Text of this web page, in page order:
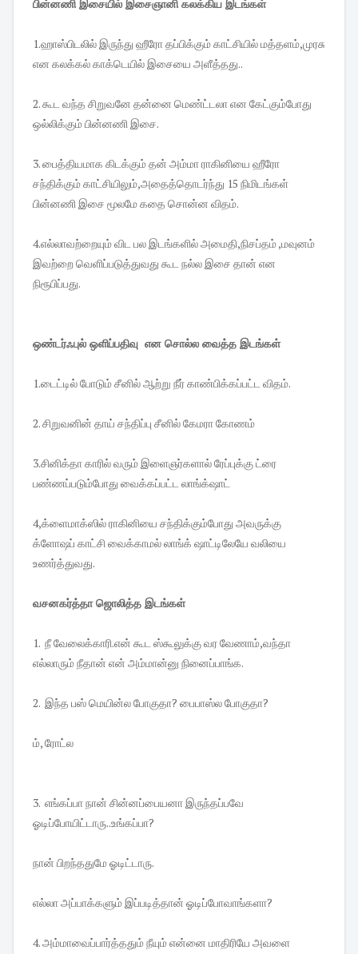
பின்னணி இசையில் இசைஞானி கலக்கிய இடங்கள்
1.ஹாஸ்பிடலில் இருந்து ஹீரோ தப்பிக்கும் காட்சியில் மத்தளம்,முரசு
என கலக்கல் காக்டெயில் இசையை அளீத்தது..
2. கூட வந்த சிறுவனே தன்னை மெண்ட்டலா என கேட்கும்போது
ஒல்லிக்கும் பின்னணி இசை.
3. பைத்தியமாக கிடக்கும் தன் அம்மா ராகினியை ஹீரோ
சந்திக்கும் காட்சியிலும்,அதைத்தொடர்ந்து 15 நிமிடங்கள்
பின்னணி இசை மூலமே கதை சொன்ன விதம்.
4.எல்லாவற்றையும் விட பல இடங்களில் அமைதி,நிசப்தம் ,மவுனம்
இவற்றை வெளிப்படுத்துவது கூட நல்ல இசை தான் என
நிரூபிப்பது.
ஒண்டர்ஃபுல் ஒளிப்பதிவு என சொல்ல வைத்த இடங்கள்
1.டைட்டில் போடும் சீனில் ஆற்று நீர் காண்பிக்கப்பட்ட விதம்.
2. சிறுவனின் தாய் சந்திப்பு சீனில் கேமரா கோணம்
3.சினிக்தா காரில் வரும் இளைஞர்களால் ரேப்புக்கு ட்ரை
பண்ணப்படும்போது வைக்கப்பட்ட லாங்க்‌ஷாட்
4,க்ளைமாக்ஸில் ராகினியை சந்திக்கும்போது அவருக்கு
க்ளோஷப் காட்சி வைக்காமல் லாங்க் ஷாட்டிலேயே வலியை
உணர்த்துவது.
வசனகர்த்தா ஜொலித்த இடங்கள்
1. நீ வேலைக்காரி.என் கூட ஸ்கூலுக்கு வர வேணாம்,வந்தா
எல்லாரும் நீதான் என் அம்மான்னு நினைப்பாங்க.
2. இந்த பஸ் மெயின்ல போகுதா? பைபாஸ்ல போகுதா?
ம், ரோட்ல
3. எங்கப்பா நான் சின்னப்பையனா இருந்தப்பவே
ஓடிப்போயிட்டாரு..உங்கப்பா?
நான் பிறந்ததுமே ஓடிட்டாரு.
எல்லா அப்பாக்களும் இப்படித்தான் ஓடிப்போவாங்களா?
4. அம்மாவைப்பார்த்ததும் நீயும் என்னை மாதிரியே அவளை